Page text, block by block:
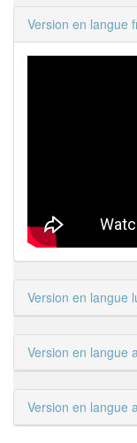
Version en langue
Version en langue
Version en langue
Version en langue